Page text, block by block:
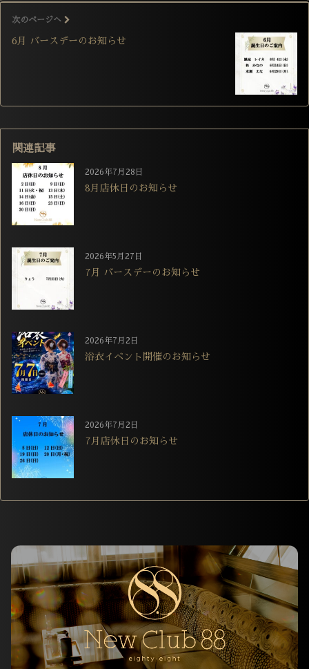
次のページへ
6月 バースデーのお知らせ
関連記事
2026年7月28日
8月店休日のお知らせ
2026年5月27日
7月 バースデーのお知らせ
2026年7月2日
浴衣イベント開催のお知らせ
2026年7月2日
7月店休日のお知らせ